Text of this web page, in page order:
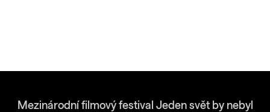
Mezinárodní filmový festival Jeden svět by nebyl